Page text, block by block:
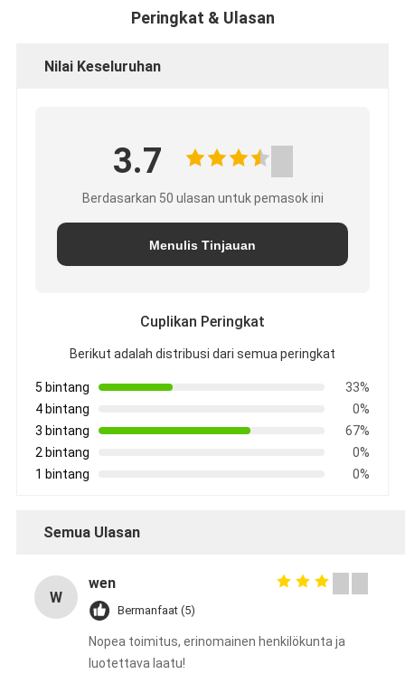
Peringkat & Ulasan
Nilai Keseluruhan
3.7
Berdasarkan 50 ulasan untuk pemasok ini
Menulis Tinjauan
Cuplikan Peringkat
Berikut adalah distribusi dari semua peringkat
5 bintang
33%
4 bintang
0%
3 bintang
67%
2 bintang
0%
1 bintang
0%
Semua Ulasan
W
wen
Bermanfaat (5)
Nopea toimitus, erinomainen henkilökunta ja
luotettava laatu!